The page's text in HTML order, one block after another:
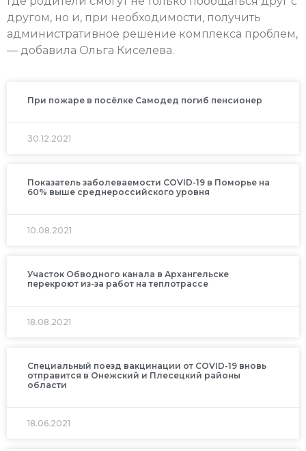
другом, но и, при необходимости, получить
административное решение комплекса проблем,
— добавила Ольга Киселева.
При пожаре в посёлке Самодед погиб пенсионер
30.12.2021
Показатель заболеваемости COVID-19 в Поморье на
60% выше среднероссийского уровня
10.08.2021
Участок Обводного канала в Архангельске
перекроют из-за работ на теплотрассе
18.08.2021
Специальный поезд вакцинации от COVID-19 вновь
отправится в Онежский и Плесецкий районы
области
18.06.2021